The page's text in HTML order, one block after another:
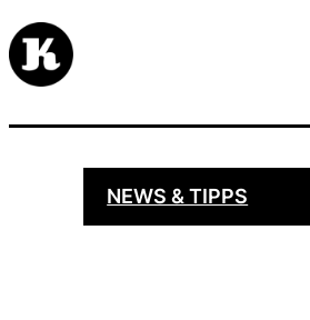
NEWS & TIPPS